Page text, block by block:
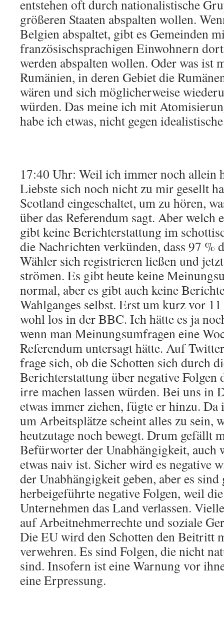
entstehen oft durch nationalistische
größeren Staaten abspalten wollen.
Belgien abspaltet, gibt es Gemeinden
französischsprachigen Einwohnern
werden abspalten wollen. Oder was ist
Rumänien, in deren Gebiet die
wären und sich möglicherweise
würden. Das meine ich mit
habe ich etwas, nicht gegen
17:40 Uhr: Weil ich immer noch allein
Liebste sich noch nicht zu mir gesellt
Scotland eingeschaltet, um zu hören,
über das Referendum sagt. Aber welch
gibt keine Berichterstattung im
die Nachrichten verkünden, dass 97 %
Wähler sich registrieren ließen und
strömen. Es gibt heute keine
normal, aber es gibt auch keine
Wahlganges selbst. Erst um kurz vor
wohl los in der BBC. Ich hätte es ja
wenn man Meinungsumfragen eine
Referendum untersagt hätte. Auf
frage sich, ob die Schotten sich durch
Berichterstattung über negative Folgen
irre machen lassen würden. Bei uns in
etwas immer ziehen, fügte er hinzu.
um Arbeitsplätze scheint alles zu sein,
heutzutage noch bewegt. Drum gefällt
Befürworter der Unabhängigkeit, auch
etwas naiv ist. Sicher wird es negative
der Unabhängigkeit geben, aber es
herbeigeführte negative Folgen, weil
Unternehmen das Land verlassen.
auf Arbeitnehmerrechte und soziale
Die EU wird den Schotten den Beitritt
verwehren. Es sind Folgen, die nicht
sind. Insofern ist eine Warnung vor
eine Erpressung.